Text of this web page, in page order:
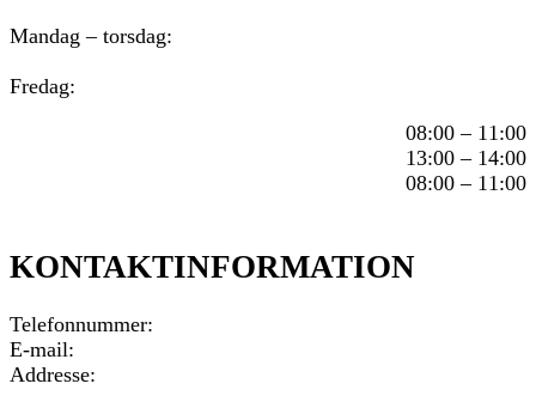
Mandag – torsdag:
Fredag:
08:00 – 11:00
13:00 – 14:00
08:00 – 11:00
KONTAKTINFORMATION
Telefonnummer:
E-mail:
Addresse: